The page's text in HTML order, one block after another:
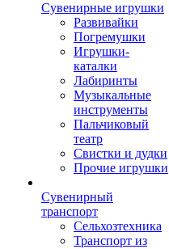
Сувенирные игрушки
Развивайки
Погремушки
Игрушки-
каталки
Лабиринты
Музыкальные
инструменты
Пальчиковый
театр
Свистки и дудки
Прочие игрушки
Сувенирный
транспорт
Сельхозтехника
Транспорт из